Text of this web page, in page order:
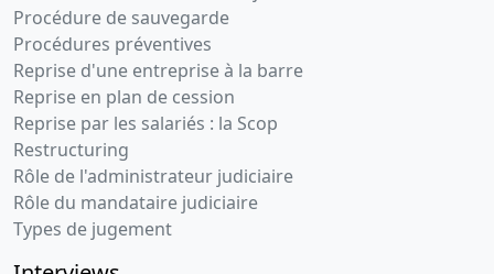
Procédure de sauvegarde
Procédures préventives
Reprise d'une entreprise à la barre
Reprise en plan de cession
Reprise par les salariés : la Scop
Restructuring
Rôle de l'administrateur judiciaire
Rôle du mandataire judiciaire
Types de jugement